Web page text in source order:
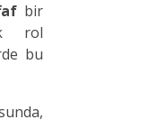
bir
rol
bu